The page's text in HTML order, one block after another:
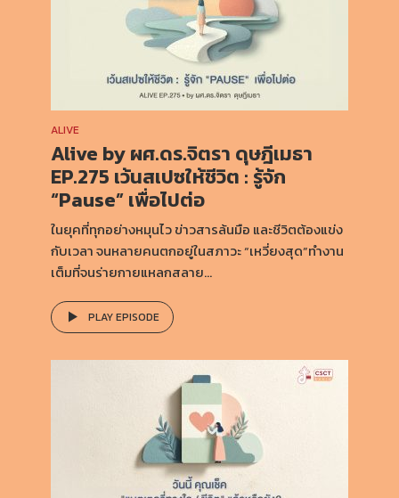
ALIVE
Alive by ผศ.ดร.จิตรา ดุษฎีเมธา
EP.275 เว้นสเปซให้ชีวิต : รู้จัก
“Pause” เพื่อไปต่อ
ในยุคที่ทุกอย่างหมุนไว ข่าวสารล้นมือ และชีวิตต้องแข่ง
กับเวลา จนหลายคนตกอยู่ในสภาวะ “เหวี่ยงสุด”ทำงาน
เต็มที่จนร่ายกายแหลกสลาย...
PLAY EPISODE